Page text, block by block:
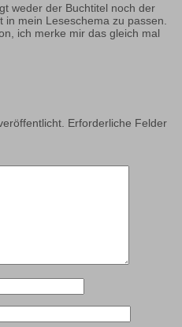
weder der Buchtitel noch der
mein Leseschema zu passen.
ich merke mir das gleich mal
Erforderliche Felder